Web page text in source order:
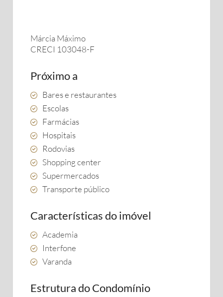
Márcia Máximo
CRECI 103048-F
Próximo a
Bares e restaurantes
Escolas
Farmácias
Hospitais
Rodovias
Shopping center
Supermercados
Transporte público
Características do imóvel
Academia
Interfone
Varanda
Estrutura do Condomínio